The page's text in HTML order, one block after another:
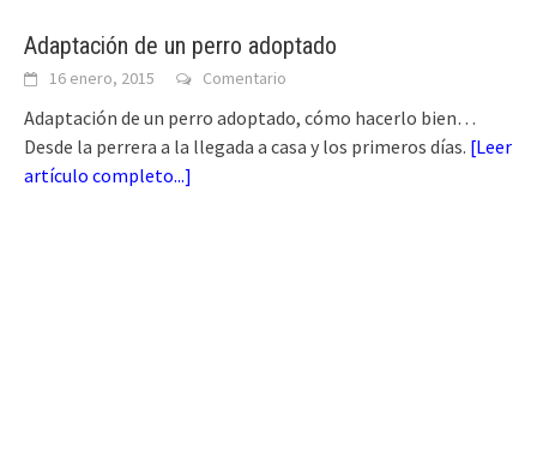
Adaptación de un perro adoptado
16 enero, 2015 Comentario
Adaptación de un perro adoptado, cómo hacerlo bien…
Desde la perrera a la llegada a casa y los primeros días. [Leer
artículo completo...]